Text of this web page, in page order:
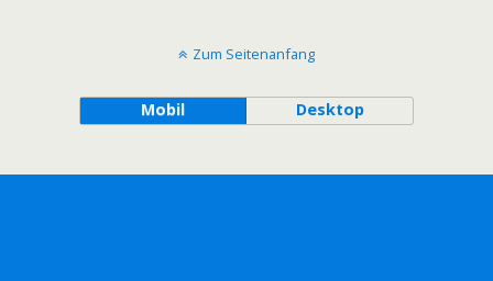
Zum Seitenanfang
Mobil Desktop